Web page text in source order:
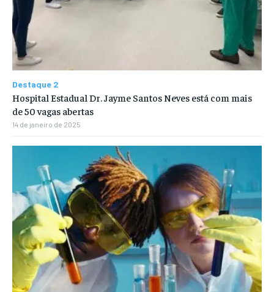
Destaque 2
Hospital Estadual Dr. Jayme Santos Neves está com mais
de 50 vagas abertas
14 de janeiro de 2025